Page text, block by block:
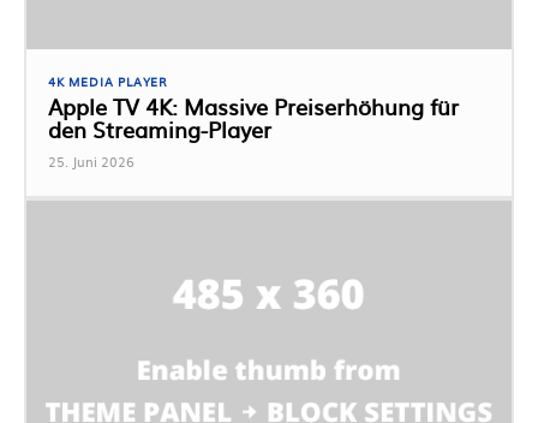
4K MEDIA PLAYER
Apple TV 4K: Massive Preiserhöhung für
den Streaming-Player
25. Juni 2026